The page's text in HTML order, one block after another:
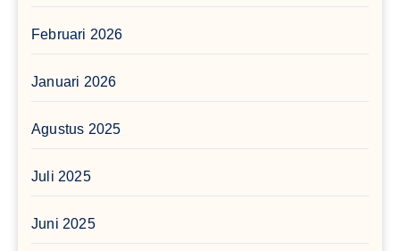
Februari 2026
Januari 2026
Agustus 2025
Juli 2025
Juni 2025